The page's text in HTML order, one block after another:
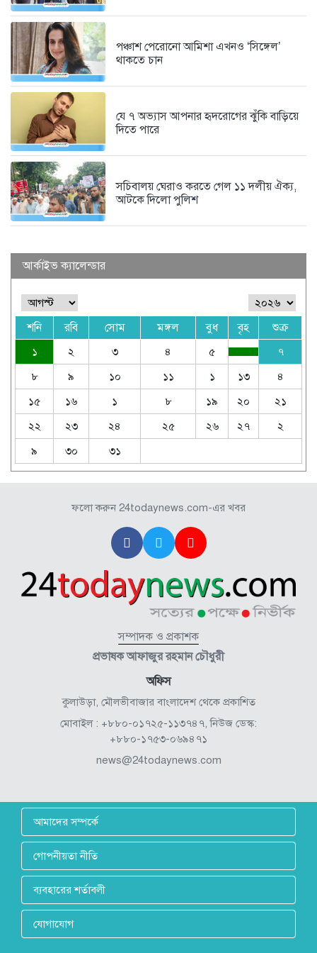
পঞ্চাশ পেরোনো আমিশা এখনও ‘সিঙ্গেল’
থাকতে চান
যে ৭ অভ্যাস আপনার হৃদরোগের ঝুঁকি বাড়িয়ে
দিতে পারে
সচিবালয় ঘেরাও করতে গেল ১১ দলীয় ঐক্য,
আটকে দিলো পুলিশ
আর্কাইভ ক্যালেন্ডার
শনি রবি সোম মঙ্গল বুধ বৃহ শুক্র
১ ২ ৩ ৪ ৫
৭
৮
৯ ১০ ১১ ১ ১৩
৪
১৫
১৬ ১ ৮ ১৯ ২০
২১
২২
২৩ ২৪ ২৫ ২৬ ২৭
২
৯
৩০ ৩১
ফলো করুন 24todaynews.com-এর খবর
সম্পাদক ও প্রকাশক
প্রভাষক আফাজুর রহমান চৌধুরী
অফিস
কুলাউড়া, মৌলভীবাজার বাংলাদেশ থেকে প্রকাশিত
মোবাইল : +৮৮০-০১৭২৫-১১৩৭৪৭, নিউজ ডেস্ক:
+৮৮০-১৭৫৩-০৬৯৪৭১
news@24todaynews.com
আমাদের সম্পর্কে
গোপনীয়তা নীতি
ব্যবহারের শর্তাবলী
যোগাযোগ